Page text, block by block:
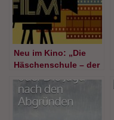
Neu im Kino: „Die
Häschenschule – der